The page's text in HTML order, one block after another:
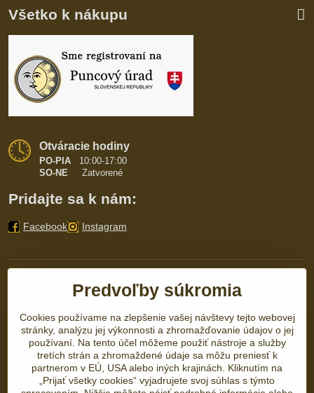
Všetko k nákupu
Otváracie hodiny
PO-PIA
10:00-17:00
SO-NE Zatvorené
Pridajte sa k nám:
Facebook Instagram
Predvoľby súkromia
Cookies používame na zlepšenie vašej návštevy tejto webovej
stránky, analýzu jej výkonnosti a zhromažďovanie údajov o jej
používaní. Na tento účel môžeme použiť nástroje a služby
tretích strán a zhromaždené údaje sa môžu preniesť k
partnerom v EÚ, USA alebo iných krajinách. Kliknutím na
„Prijať všetky cookies“ vyjadrujete svoj súhlas s týmto